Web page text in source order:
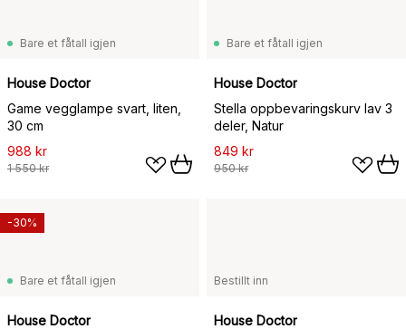
Bare et fåtall igjen
House Doctor
Game vegglampe svart, liten,
30 cm
988 kr
1 550 kr
Bare et fåtall igjen
House Doctor
Stella oppbevaringskurv lav 3
deler, Natur
849 kr
950 kr
Bare et fåtall igjen
House Doctor
-30%
Bestillt inn
House Doctor